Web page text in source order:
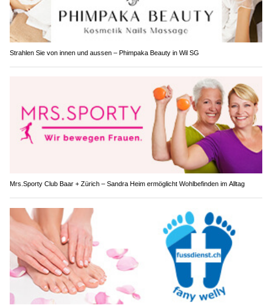
Strahlen Sie von innen und aussen – Phimpaka Beauty in Wil SG
Mrs.Sporty Club Baar + Zürich – Sandra Heim ermöglicht Wohlbefinden im Alltag